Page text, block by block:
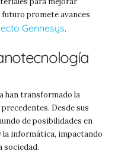
promete avances
Gennesys.
han transformado la
Desde sus
de posibilidades en
la informática, impactando
sociedad.